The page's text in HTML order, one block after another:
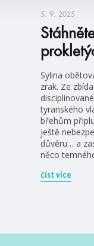
5. 9. 2025
Sylina
zrak. Ze
tyranského
břehům
ještě
důvěru… a
něco
číst více